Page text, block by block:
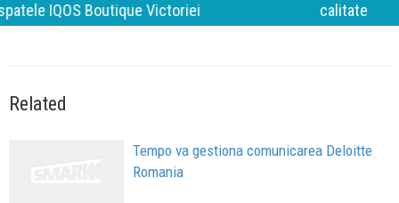
calitate
Related
Tempo va gestiona comunicarea Deloitte
Romania